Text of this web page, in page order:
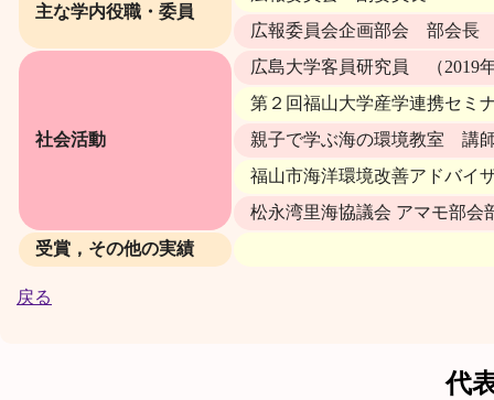
主な学内役職・委員
広報委員会企画部会 部会長
社会活動
広島大学客員研究員 （2019
第２回福山大学産学連携セ
親子で学ぶ海の環境教室 講
福山市海洋環境改善アドバイ
松永湾里海協議会 アマモ部会
受賞，その他の実績
戻る
代